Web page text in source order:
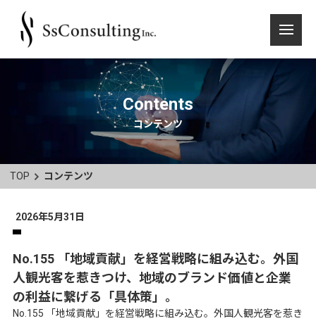
Contents
コンテンツ
TOP コンテンツ
2026年5月31日
No.155 「地域貢献」を経営戦略に組み込む。外国
人観光客を惹きつけ、地域のブランド価値と企業
の利益に繋げる「具体策」。
No.155 「地域貢献」を経営戦略に組み込む。外国人観光客を惹き